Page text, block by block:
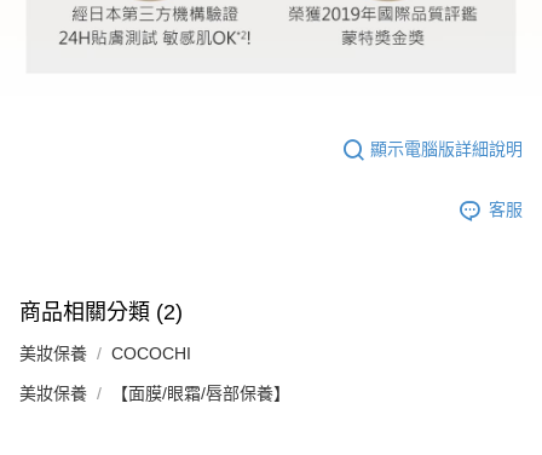
顯示電腦版詳細說明
客服
商品相關分類 (2)
美妝保養 COCOCHI
美妝保養 【面膜/眼霜/唇部保養】